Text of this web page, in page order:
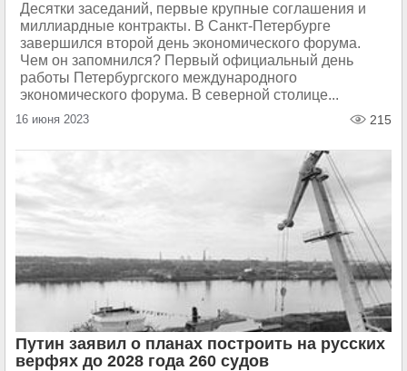
Десятки заседаний, первые крупные соглашения и
миллиардные контракты. В Санкт-Петербурге
завершился второй день экономического форума.
Чем он запомнился? Первый официальный день
работы Петербургского международного
экономического форума. В северной столице...
16 июня 2023 215
Путин заявил о планах построить на русских
верфях до 2028 года 260 судов